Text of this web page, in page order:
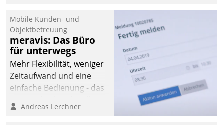
und Beschwerde-Management einen eigenen Kanal
ein.
Mobile Kunden- und
Objektbetreuung
meravis: Das Büro
für unterwegs
Mehr Flexibilität, weniger
Zeitaufwand und eine
einfache Bedienung - das
Cockpit für mobile
Andreas Lerchner